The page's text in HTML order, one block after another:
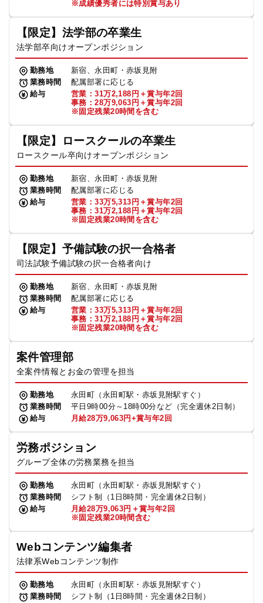
※成績優秀者には特別賞与あり
【限定】法学部の卒業生
法学部卒向けオープンポジション
勤務地
新宿、永田町・赤坂見附
業務時間
配属部署に応じる
給与
営業：31万2,188円＋賞与年2回
事務：28万9,063円＋賞与年2回
※固定残業20時間を含む
【限定】ロースクールの卒業生
ロースクール卒向けオープンポジション
勤務地
新宿、永田町・赤坂見附
業務時間
配属部署に応じる
給与
営業：33万5,313円＋賞与年2回
事務：31万2,188円＋賞与年2回
※固定残業20時間を含む
【限定】予備試験の択一合格者
司法試験予備試験の択一合格者向け
勤務地
新宿、永田町・赤坂見附
業務時間
配属部署に応じる
給与
営業：33万5,313円＋賞与年2回
事務：31万2,188円＋賞与年2回
※固定残業20時間を含む
案件管理部
全案件情報とお金の管理を担当
勤務地
永田町（永田町駅・赤坂見附駅すぐ）
業務時間
平日9時00分～18時00分など（完全週休2日制）
給与
月給28万9,063円+賞与年2回
労務ポジション
グループ全体の労務業務を担当
勤務地
永田町（永田町駅・赤坂見附駅すぐ）
業務時間
シフト制（1日8時間・完全週休2日制）
給与
月給28万9,063円＋賞与年2回
※固定残業20時間含む
Webコンテンツ編集者
法律系Webコンテンツ制作
勤務地
永田町（永田町駅・赤坂見附駅すぐ）
業務時間
シフト制（1日8時間・完全週休2日制）